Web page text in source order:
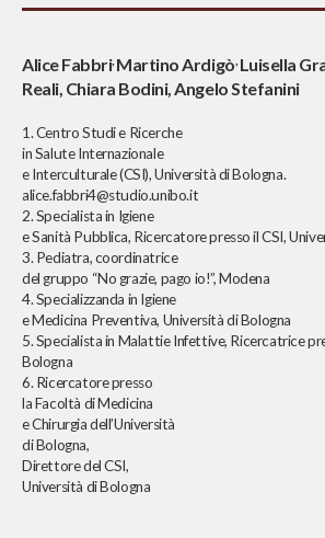
Alice Fabbri,Martino Ardigò,Luisella
Reali, Chiara Bodini, Angelo Stefanini
1. Centro Studi e Ricerche
in Salute Internazionale
e Interculturale (CSI), Università di Bologna.
alice.fabbri4@studio.unibo.it
2. Specialista in Igiene
e Sanità Pubblica, Ricercatore presso il CSI,
3. Pediatra, coordinatrice
del gruppo “No grazie, pago io!”, Modena
4. Specializzanda in Igiene
e Medicina Preventiva, Università di Bologna
5. Specialista in Malattie Infettive, Ricercatrice
Bologna
6. Ricercatore presso
la Facoltà di Medicina
e Chirurgia dell’Università
di Bologna,
Direttore del CSI,
Università di Bologna